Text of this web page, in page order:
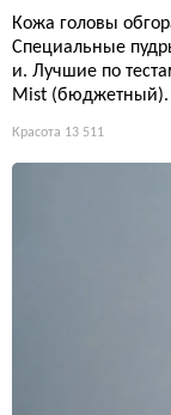
Кожа головы
Специальные
и. Лучшие по
Mist (бюджетный).
Красота 13 511